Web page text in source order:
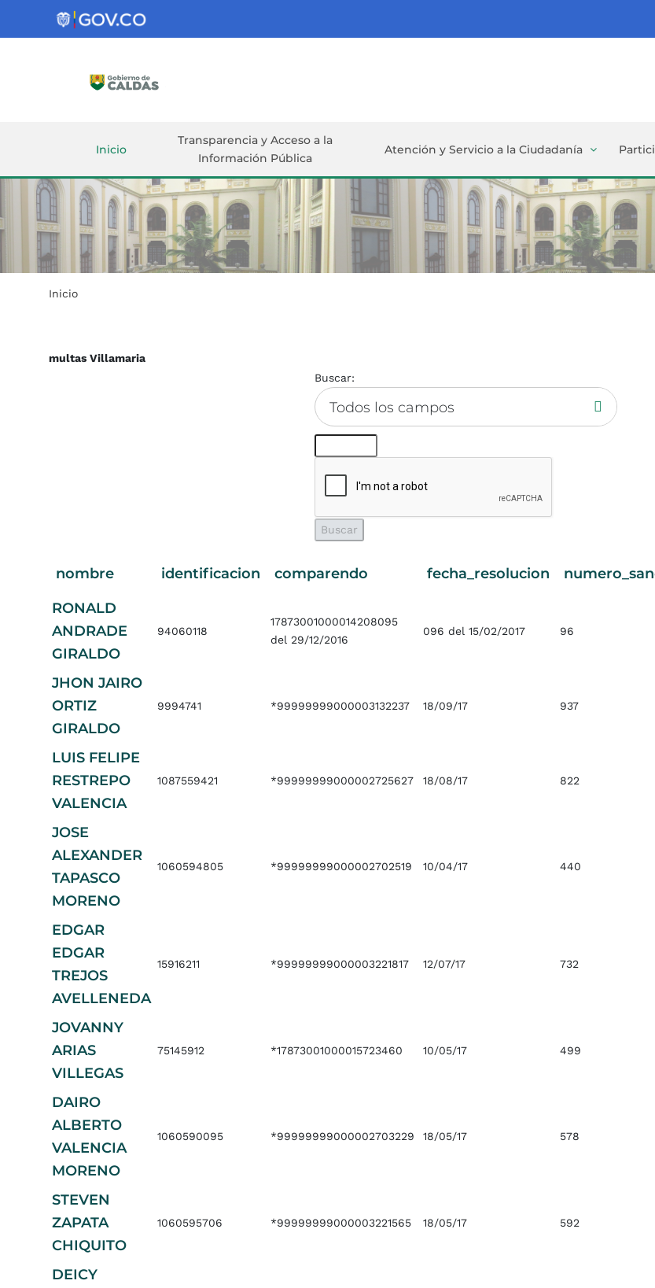
Gobernación
Inicio
Transparencia y Acceso a la
Información Pública
Atención y Servicio a la Ciudadanía
Inicio
multas Villamaria
Buscar:
Todos los campos
nombre identificacion comparendo fecha_resolucion
RONALD
ANDRADE
GIRALDO
94060118
17873001000014208095
del 29/12/2016
096 del 15/02/2017 96
JHON JAIRO
ORTIZ
GIRALDO
9994741 *99999999000003132237 18/09/17 937
LUIS FELIPE
RESTREPO
VALENCIA
1087559421 *99999999000002725627 18/08/17 822
JOSE
ALEXANDER
TAPASCO
MORENO
1060594805 *99999999000002702519 10/04/17 440
EDGAR
EDGAR
TREJOS
AVELLENEDA
15916211 *99999999000003221817 12/07/17 732
JOVANNY
ARIAS
VILLEGAS
75145912 *17873001000015723460 10/05/17 499
DAIRO
ALBERTO
VALENCIA
MORENO
1060590095 *99999999000002703229 18/05/17 578
STEVEN
ZAPATA
CHIQUITO
1060595706 *99999999000003221565 18/05/17 592
DEICY